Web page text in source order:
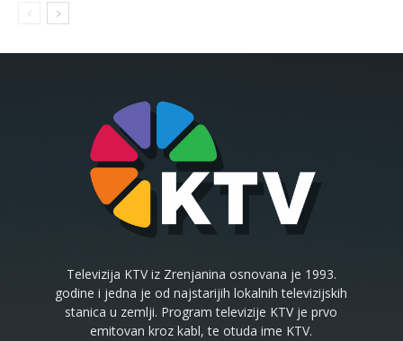
Televizija KTV iz Zrenjanina osnovana je 1993.
godine i jedna je od najstarijih lokalnih televizijskih
stanica u zemlji. Program televizije KTV je prvo
emitovan kroz kabl, te otuda ime KTV.